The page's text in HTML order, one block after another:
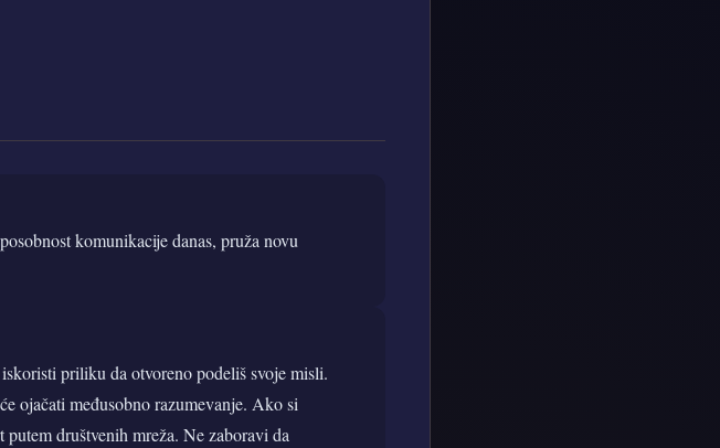
komunikacije danas, pruža novu
priliku da otvoreno podeliš svoje misli.
ojačati međusobno razumevanje. Ako si
putem društvenih mreža. Ne zaboravi da